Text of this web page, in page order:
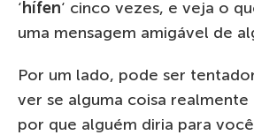
‘hífen‘ cinco vezes, e veja o
uma mensagem amigável de
Por um lado, pode ser
ver se alguma coisa realmente
por que alguém diria para